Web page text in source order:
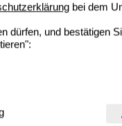
bei dem
dürfen, und bestätigen
die Grundfunktionen
auf diese nicht
5